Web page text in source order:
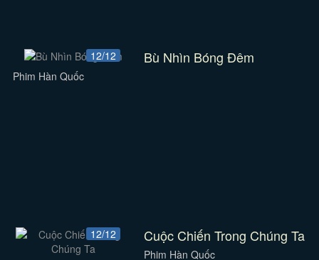
12/12 Bù Nhìn Bóng Đêm
Phim Hàn Quốc
12/12 Cuộc Chiến Trong Chúng Ta
Phim Hàn Quốc